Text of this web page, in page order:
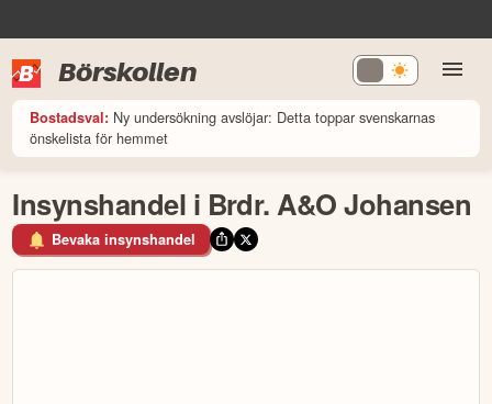
Börskollen
Bostadsval: Ny undersökning avslöjar: Detta toppar svenskarnas
önskelista för hemmet
Insynshandel i Brdr. A&O Johansen
Bevaka insynshandel